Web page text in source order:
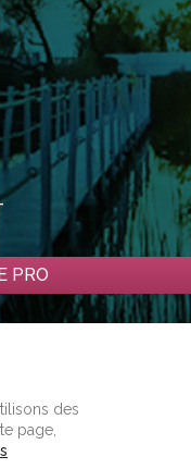
PRO
des
page,